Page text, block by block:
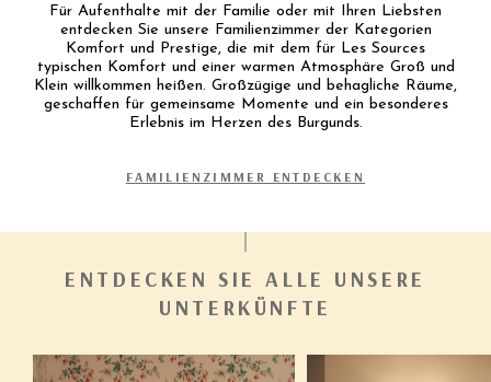
Für Aufenthalte mit der Familie oder mit Ihren Liebsten
entdecken Sie unsere Familienzimmer der Kategorien
Komfort und Prestige, die mit dem für Les Sources
typischen Komfort und einer warmen Atmosphäre Groß und
Klein willkommen heißen. Großzügige und behagliche Räume,
geschaffen für gemeinsame Momente und ein besonderes
Erlebnis im Herzen des Burgunds.
FAMILIENZIMMER ENTDECKEN
ENTDECKEN SIE ALLE UNSERE
UNTERKÜNFTE